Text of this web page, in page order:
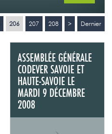
206 207 208 > Dernier
ASSEMBLÉE GÉNÉRALE
CODEVER SAVOIE ET
HAUTE-SAVOIE LE
MARDI 9 DÉCEMBRE
2008